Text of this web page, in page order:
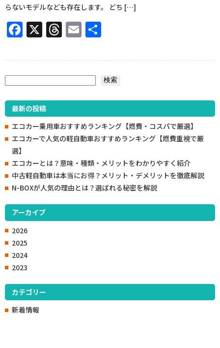
らないモデルなども存在します。 どち […]
Facebook
X Threads
Email
検索
最新の投稿
エコカー乗用車おすすめランキング【燃費・コスパで厳選】
エコカーで人気の軽自動車おすすめランキング【燃費重視で厳
選】
エコカーとは？意味・種類・メリットをわかりやすく紹介
中古軽自動車は本当にお得？メリット・デメリットを徹底解説
N-BOXが人気の理由とは？選ばれる秘密を解説
アーカイブ
2026
2025
2024
2023
カテゴリー
新着情報